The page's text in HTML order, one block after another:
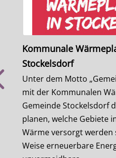
Kommunale
Stockelsdorf
Unter dem Motto
mit der Kommunalen
Gemeinde Stockelsdorf
planen, welche Gebiete
Wärme versorgt
Weise erneuerbare